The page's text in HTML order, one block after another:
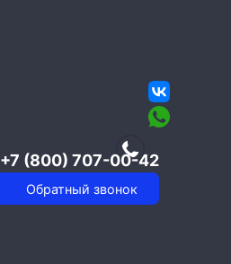
+7 (800) 707-00-42
Обратный звонок